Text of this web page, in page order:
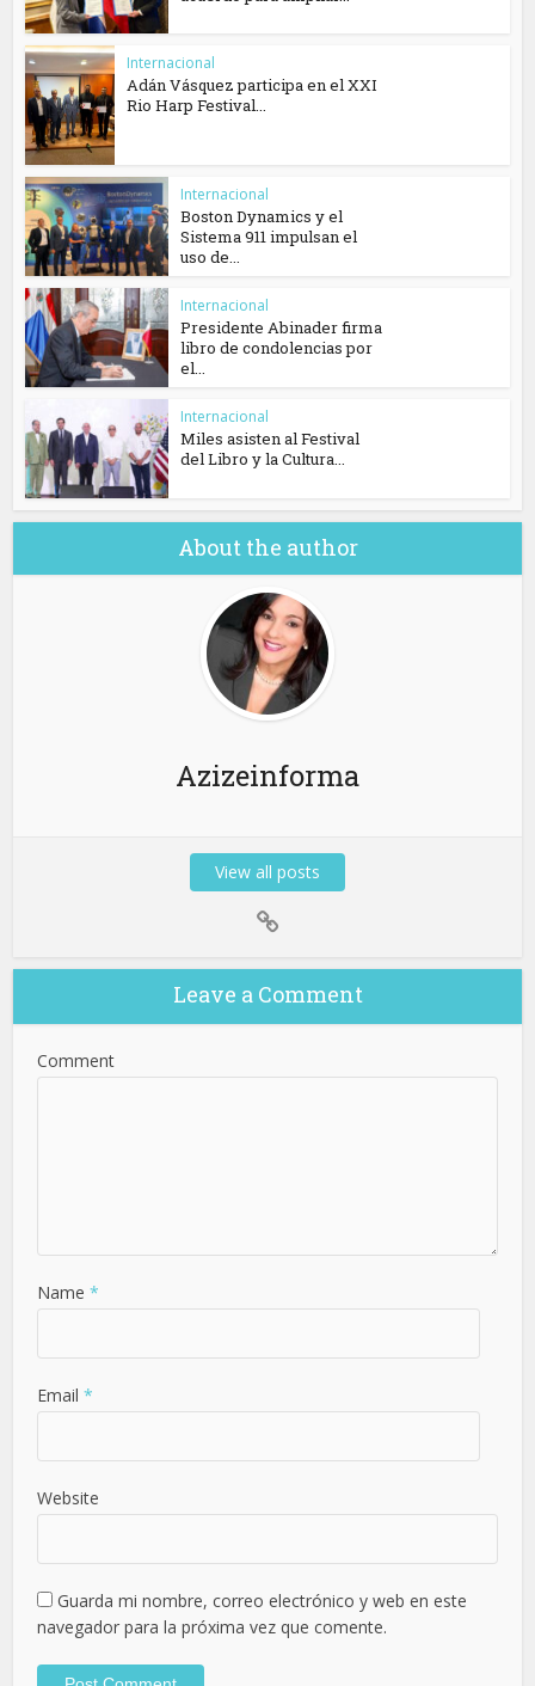
Internacional
Adán Vásquez participa en el XXI
Rio Harp Festival...
Internacional
Boston Dynamics y el
Sistema 911 impulsan el
uso de...
Internacional
Presidente Abinader firma
libro de condolencias por
el...
Internacional
Miles asisten al Festival
del Libro y la Cultura...
About the author
Azizeinforma
View all posts
Leave a Comment
Comment
Name *
Email *
Website
Guarda mi nombre, correo electrónico y web en este
navegador para la próxima vez que comente.